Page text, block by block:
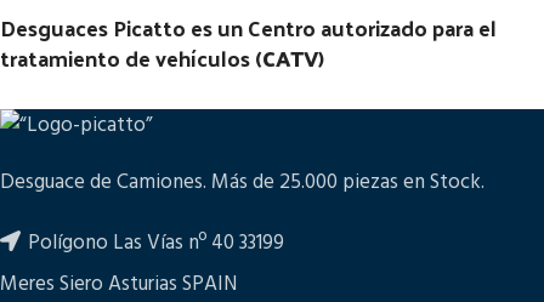
Desguaces Picatto es un Centro autorizado para el
tratamiento de vehículos (CATV)
Desguace de Camiones. Más de 25.000 piezas en Stock.
Polígono Las Vías nº 40 33199
Meres Siero Asturias SPAIN